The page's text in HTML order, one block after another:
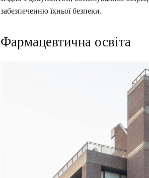
забезпеченню їхньої безпеки.
Фармацевтична освіта